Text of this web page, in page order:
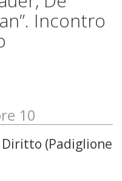
Incontro
10
(Padiglione